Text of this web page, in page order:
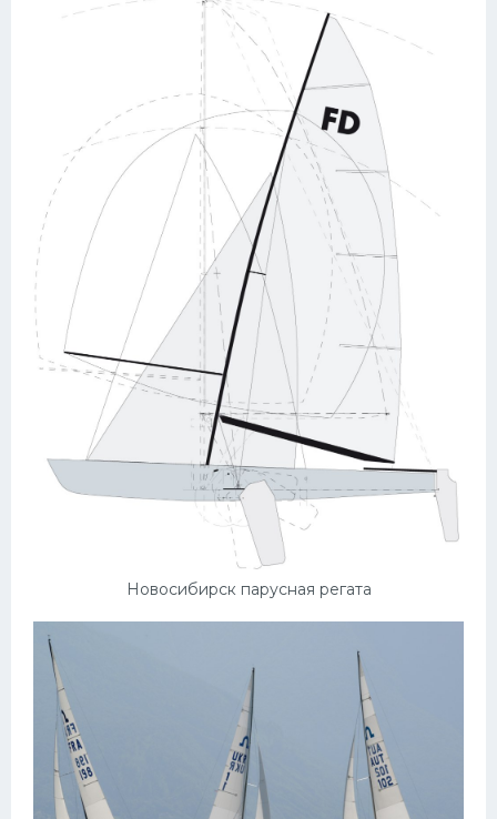
Новосибирск парусная регата